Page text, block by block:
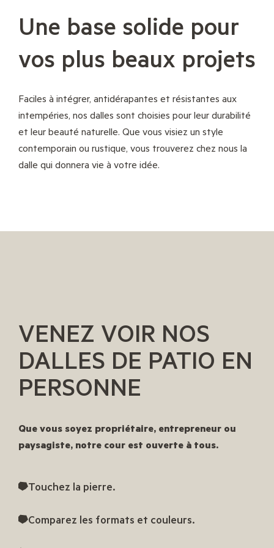
Une base solide pour
vos plus beaux projets
Faciles à intégrer, antidérapantes et résistantes aux
intempéries, nos dalles sont choisies pour leur durabilité
et leur beauté naturelle. Que vous visiez un style
contemporain ou rustique, vous trouverez chez nous la
dalle qui donnera vie à votre idée.
VENEZ VOIR NOS
DALLES DE PATIO EN
PERSONNE
Que vous soyez propriétaire, entrepreneur ou
paysagiste, notre cour est ouverte à tous.
Touchez la pierre.
Comparez les formats et couleurs.